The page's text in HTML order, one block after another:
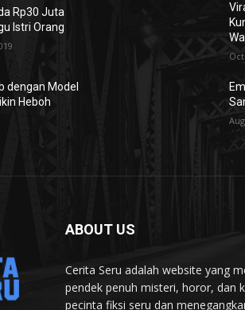
Rp30 Juta
Istri Orang
dengan Model
Heboh
ABOUT US
Cerita Seru adalah website yang
pendek penuh misteri, horor, dan
pecinta fiksi seru dan